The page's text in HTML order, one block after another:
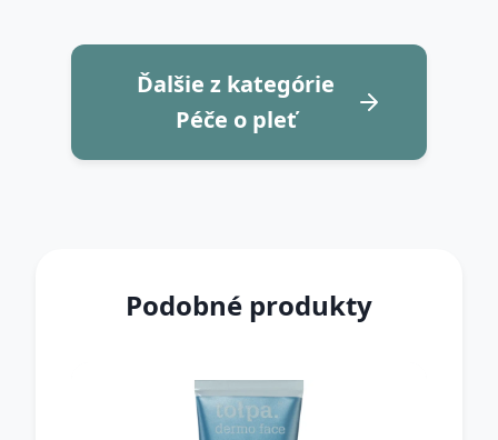
Ďalšie z kategórie
Péče o pleť
Podobné produkty